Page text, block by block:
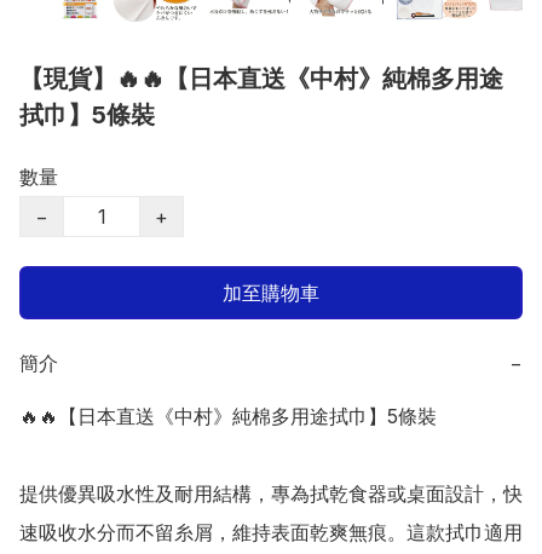
【現貨】🔥🔥【日本直送《中村》純棉多用途
拭巾】5條裝
數量
−
+
加至購物車
簡介 −
🔥🔥【日本直送《中村》純棉多用途拭巾】5條裝
提供優異吸水性及耐用結構，專為拭乾食器或桌面設計，快
速吸收水分而不留糸屑，維持表面乾爽無痕。這款拭巾適用